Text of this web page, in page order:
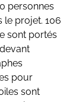
personnes
le projet. 106
sont portés
pour
sont